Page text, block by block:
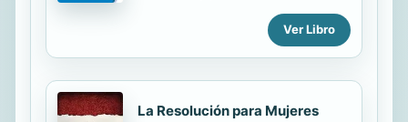
transforms a parish community while
forming new disciples. Preguntas y
to-use resource that will assist RCIA
and deacons as they navigate the
Ver Libro
La Resolución para Mujeres